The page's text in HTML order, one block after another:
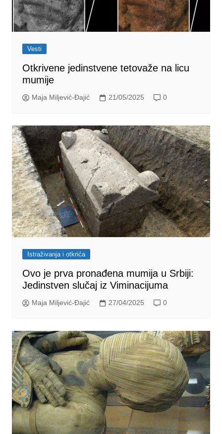
Vesti
Otkrivene jedinstvene tetovaže na licu
mumije
Maja Miljević-Đajić 21/05/2025 0
Istraživanja i otkrića
Ovo je prva pronađena mumija u Srbiji:
Jedinstven slučaj iz Viminacijuma
Maja Miljević-Đajić 27/04/2025 0